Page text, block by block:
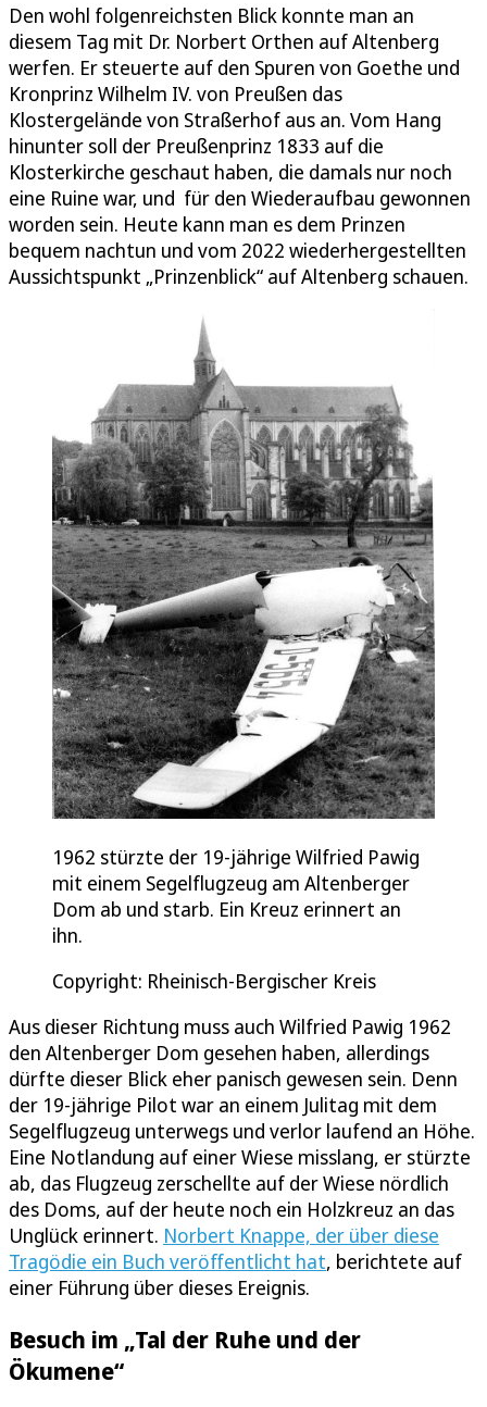
Den wohl folgenreichsten Blick konnte man an
diesem Tag mit Dr. Norbert Orthen auf Altenberg
werfen. Er steuerte auf den Spuren von Goethe und
Kronprinz Wilhelm IV. von Preußen das
Klostergelände von Straßerhof aus an. Vom Hang
hinunter soll der Preußenprinz 1833 auf die
Klosterkirche geschaut haben, die damals nur noch
eine Ruine war, und für den Wiederaufbau gewonnen
worden sein. Heute kann man es dem Prinzen
bequem nachtun und vom 2022 wiederhergestellten
Aussichtspunkt „Prinzenblick“ auf Altenberg schauen.
1962 stürzte der 19-jährige Wilfried Pawig
mit einem Segelflugzeug am Altenberger
Dom ab und starb. Ein Kreuz erinnert an
ihn.
Copyright: Rheinisch-Bergischer Kreis
Aus dieser Richtung muss auch Wilfried Pawig 1962
den Altenberger Dom gesehen haben, allerdings
dürfte dieser Blick eher panisch gewesen sein. Denn
der 19-jährige Pilot war an einem Julitag mit dem
Segelflugzeug unterwegs und verlor laufend an Höhe.
Eine Notlandung auf einer Wiese misslang, er stürzte
ab, das Flugzeug zerschellte auf der Wiese nördlich
des Doms, auf der heute noch ein Holzkreuz an das
Unglück erinnert. Norbert Knappe, der über diese
Tragödie ein Buch veröffentlicht hat, berichtete auf
einer Führung über dieses Ereignis.
Besuch im „Tal der Ruhe und der
Ökumene“